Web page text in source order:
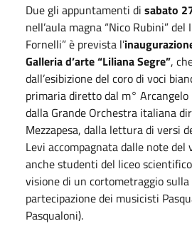
Due gli appuntamenti di sabato
nell’aula magna “Nico Rubini”
Fornelli” è prevista l’
Galleria d’arte “Liliana Segre”,
dall’esibizione del coro di voci
primaria diretto dal m°
dalla Grande Orchestra italiana
Mezzapesa, dalla lettura di versi
Levi accompagnata dalle note
anche studenti del liceo
visione di un cortometraggio sulla
partecipazione dei musicisti
Pasqualoni).